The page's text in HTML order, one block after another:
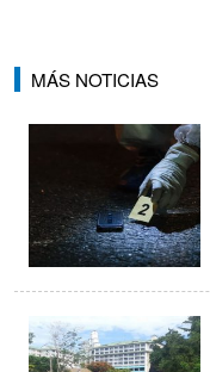
MÁS NOTICIAS